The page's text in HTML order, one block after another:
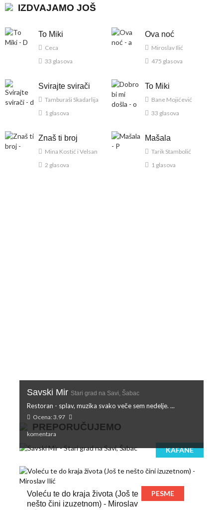
IZDVAJAMO JOŠ
To Miki
Ceca
33 glasova
Ova noć
Miroslav Ilić
475 glasova
Svirajte svirači
Tamburaši Skadarlija
1 glasova
To Miki
Bane Mojićević
33 glasova
Znaš ti broj
Mina Kostić i Velsan
2 glasova
Mašala
Tarik Stambolić
1 glasova
PREPORUČUJEMO
KAFANE
Savski Mir Stari grad na Savi, Šabac
Restoran - splav, muzika svako veče sem nedelje. ...
Ocena: 3.97
komentara
Voleću te do kraja života (Još te
nešto čini izuzetnom) - Miroslav
PESME